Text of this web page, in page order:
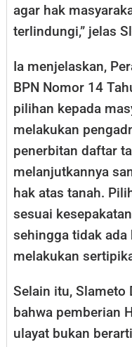
agar hak
terlindungi,” jelas
Ia menjelaskan,
BPN Nomor 14
pilihan kepada
melakukan
penerbitan daftar
melanjutkannya
hak atas tanah.
sesuai
sehingga tidak
melakukan
Selain itu, Slameto
bahwa pemberian
ulayat bukan